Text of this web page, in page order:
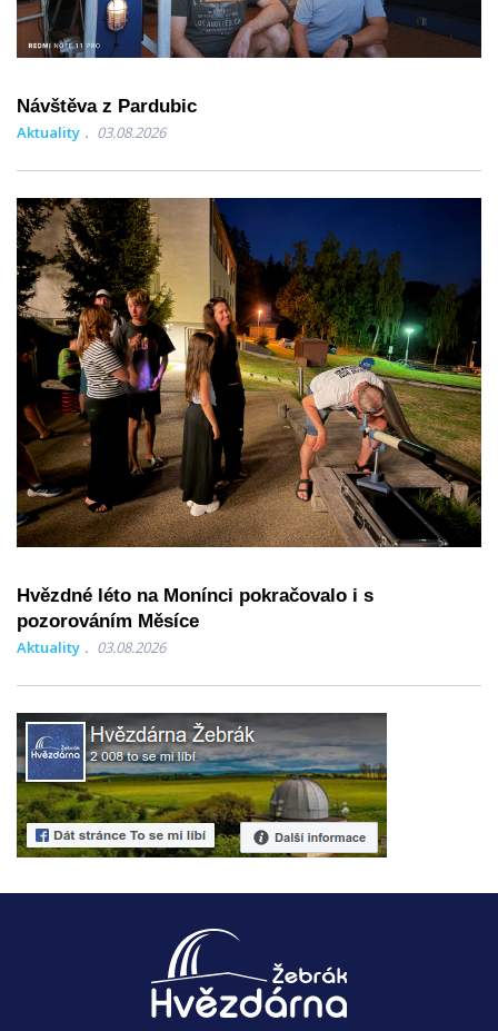
Návštěva z Pardubic
Aktuality 03.08.2026
Hvězdné léto na Monínci pokračovalo i s
pozorováním Měsíce
Aktuality 03.08.2026